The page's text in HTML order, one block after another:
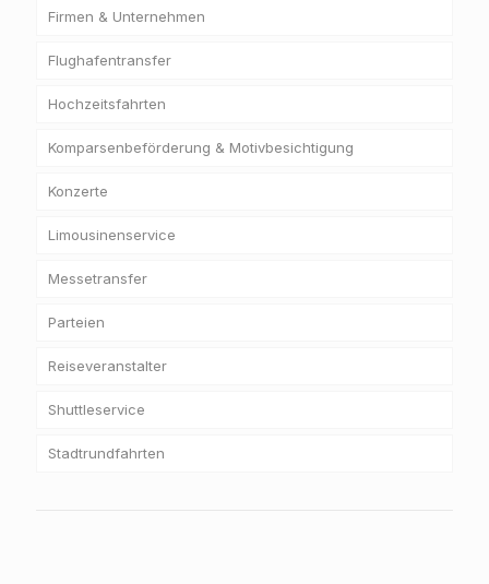
Firmen & Unternehmen
Flughafentransfer
Hochzeitsfahrten
Komparsenbeförderung & Motivbesichtigung
Konzerte
Limousinenservice
Messetransfer
Parteien
Reiseveranstalter
Shuttleservice
Stadtrundfahrten